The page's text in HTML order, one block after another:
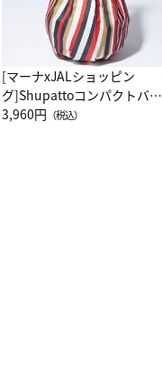
[マーナxJALショッピン
グ]Shupattoコンパクトバッ
グ Drop JAL客室乗務員
3,960円 （税込）